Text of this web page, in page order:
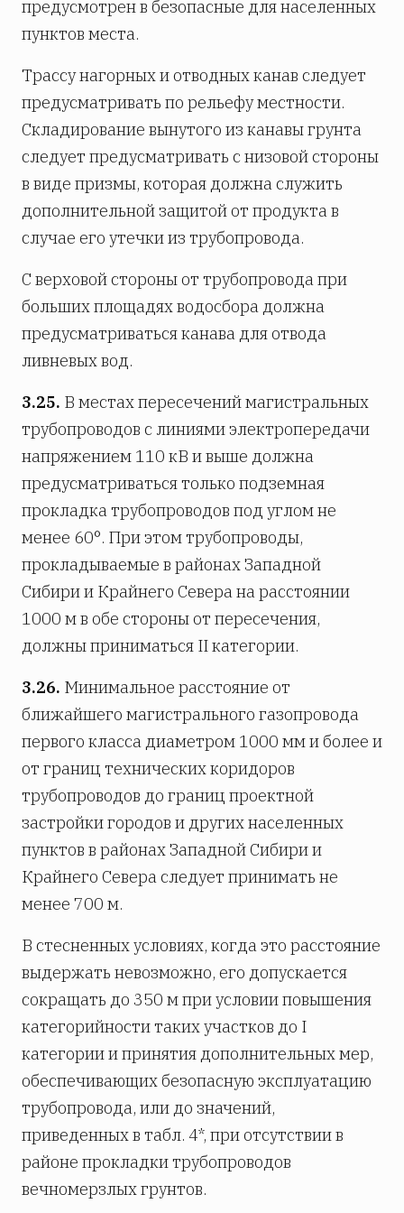
предусмотрен в безопасные для населенных
пунктов места.
Трассу нагорных и отводных канав следует
предусматривать по рельефу местности.
Складирование вынутого из канавы грунта
следует предусматривать с низовой стороны
в виде призмы, которая должна служить
дополнительной защитой от продукта в
случае его утечки из трубопровода.
С верховой стороны от трубопровода при
больших площадях водосбора должна
предусматриваться канава для отвода
ливневых вод.
3.25. В местах пересечений магистральных
трубопроводов с линиями электропередачи
напряжением 110 кВ и выше должна
предусматриваться только подземная
прокладка трубопроводов под углом не
менее 60°. При этом трубопроводы,
прокладываемые в районах Западной
Сибири и Крайнего Севера на расстоянии
1000 м в обе стороны от пересечения,
должны приниматься II категории.
3.26. Минимальное расстояние от
ближайшего магистрального газопровода
первого класса диаметром 1000 мм и более и
от границ технических коридоров
трубопроводов до границ проектной
застройки городов и других населенных
пунктов в районах Западной Сибири и
Крайнего Севера следует принимать не
менее 700 м.
В стесненных условиях, когда это расстояние
выдержать невозможно, его допускается
сокращать до 350 м при условии повышения
категорийности таких участков до I
категории и принятия дополнительных мер,
обеспечивающих безопасную эксплуатацию
трубопровода, или до значений,
приведенных в табл. 4*, при отсутствии в
районе прокладки трубопроводов
вечномерзлых грунтов.